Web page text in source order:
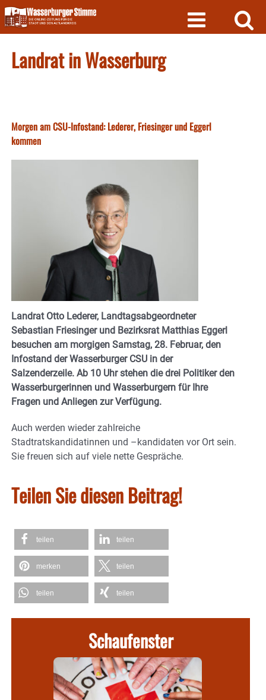
Skip
to
content
Landrat in Wasserburg
Morgen am CSU-Infostand: Lederer, Friesinger und Eggerl
kommen
Landrat Otto Lederer, Landtagsabgeordneter
Sebastian Friesinger und Bezirksrat Matthias Eggerl
besuchen am morgigen Samstag, 28. Februar, den
Infostand der Wasserburger CSU in der
Salzenderzeile. Ab 10 Uhr stehen die drei Politiker den
Wasserburgerinnen und Wasserburgern für Ihre
Fragen und Anliegen zur Verfügung.
Auch werden wieder zahlreiche
Stadtratskandidatinnen und –kandidaten vor Ort sein.
Sie freuen sich auf viele nette Gespräche.
Teilen Sie diesen Beitrag!
teilen teilen
merken teilen
teilen teilen
Schaufenster